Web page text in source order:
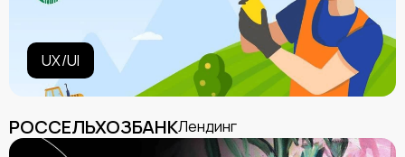
UX/UI
РОССЕЛЬХОЗБАНКЛендинг